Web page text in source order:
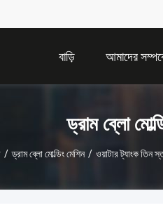
বাড়ি আমাদের
ড্রাম ব্লো
/ ড্রাম ব্লো মোল্ডিং মেশিন / ওয়াটার ট্যাংক তিন